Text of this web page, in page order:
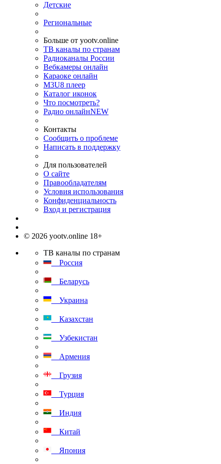
Детские
Региональные
Больше от yootv.online
ТВ каналы по странам
Радиоканалы России
Вебкамеры онлайн
Караоке онлайн
M3U8 плеер
Каталог иконок
Что посмотреть?
Радио онлайнNEW
Контакты
Сообщить о проблеме
Написать в поддержку
Для пользователей
О сайте
Правообладателям
Условия использования
Конфиденциальность
Вход и регистрация
© 2026 yootv.online 18+
ТВ каналы по странам
Россия
Беларусь
Украина
Казахстан
Узбекистан
Армения
Грузия
Турция
Индия
Китай
Япония